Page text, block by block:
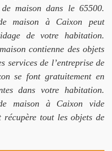
maison dans le 65500.
maison à Caixon peut
de votre habitation.
contienne des objets
services de l’entreprise de
se font gratuitement en
dans votre habitation.
maison à Caixon vide
tout les objets de